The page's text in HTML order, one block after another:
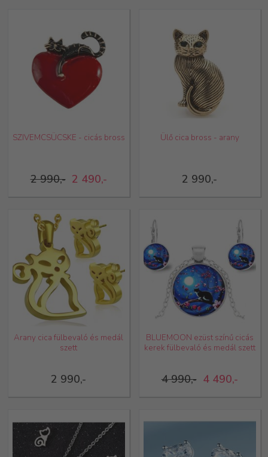
2 990,- 2 490,-
SZIVEMCSÜCSKE - cicás bross
2 990,-
Ülő cica bross - arany
2 990,-
Arany cica fülbevaló és medál
szett
4 990,- 4 490,-
BLUEMOON ezüst színű cicás
kerek fülbevaló és medál szett